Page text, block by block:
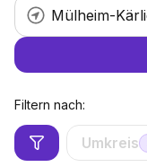
Filtern nach:
Umkreis